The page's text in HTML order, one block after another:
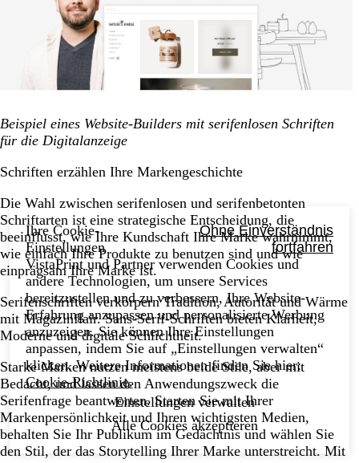
Beispiel eines Website-Builders mit serifenlosen Schriften
für die Digitalanzeige
Schriften erzählen Ihre Markengeschichte
Die Wahl zwischen serifenlosen und serifenbetonten
Schriftarten ist eine strategische Entscheidung, die
beeinflusst, wie Ihre Kundschaft Ihre Marke wahrnimmt,
wie einfach Ihre Produkte zu benutzen sind und wie
einprägsam Ihre Marke ist.
Serifenschriften verkörpern Tradition, Autorität und Wärme
mit Magazinflair. Sans-Serif-Schriften bieten Klarheit,
Moderne und digitale Schlichtheit.
Starke Marken nutzen meistens beide Stile, aber mit
Bedacht, und lassen den Anwendungszweck die
Serifenfrage beantworten. Starten Sie mit Ihrer
Markenpersönlichkeit und Ihren wichtigsten Medien,
behalten Sie Ihr Publikum im Gedächtnis und wählen Sie
den Stil, der das Storytelling Ihrer Marke unterstreicht. Mit
Ihre Cookie-
Einstellungen
Ohne Einverständnis
fortfahren
VistaPrint und Partner verwenden Cookies und
andere Technologien, um unsere Services
bereitzustellen und zu verbessern, Ihre Website-
Erfahrung anzupassen und personalisierte Werbung
anzuzeigen. Sie können Ihre Einstellungen
anpassen, indem Sie auf „Einstellungen verwalten“
klicken. Weitere Informationen finden Sie hier:
Cookie-Richtlinie.
Einstellungen verwalten
Alle Cookies akzeptieren